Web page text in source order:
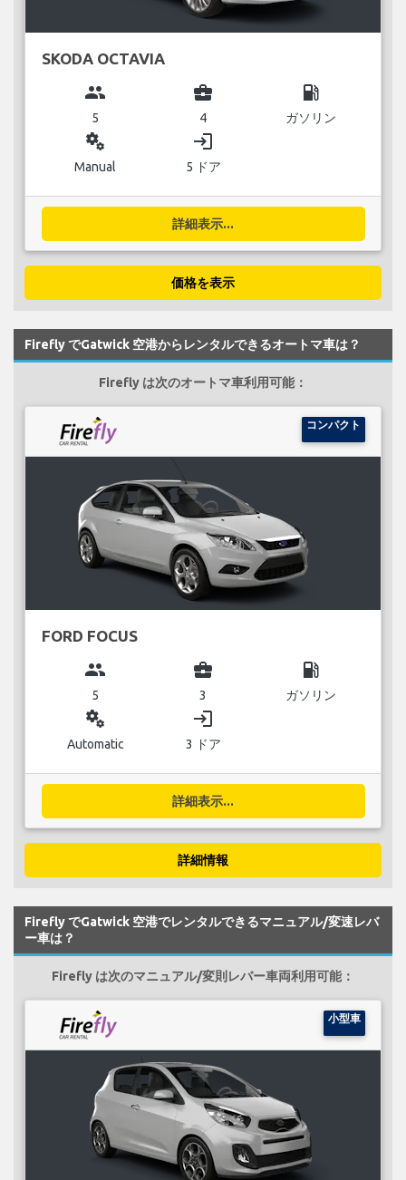
SKODA OCTAVIA
group
5
business_center
4
local_gas_station
ガソリン
miscellaneous_services
Manual
login
5 ドア
詳細表示...
価格を表示
Firefly でGatwick 空港からレンタルできるオートマ車は？
Firefly は次のオートマ車利用可能：
コンパクト
FORD FOCUS
group
5
business_center
3
local_gas_station
ガソリン
miscellaneous_services
Automatic
login
3 ドア
詳細表示...
詳細情報
Firefly でGatwick 空港でレンタルできるマニュアル/変速レバ
ー車は？
Firefly は次のマニュアル/変則レバー車両利用可能：
小型車